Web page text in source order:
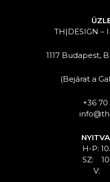
TH|DESIGN –
1117 Budapest,
(Bejárat a
+36
H-P:
SZ:
V: